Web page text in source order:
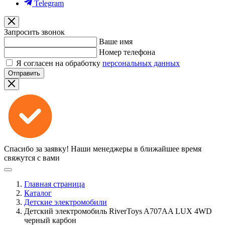
Telegram
Запросить звонок
Ваше имя
Номер телефона
Я согласен на обработку персональных данных
Отправить
Спасибо за заявку! Наши менеджеры в ближайшее время
свяжутся с вами
Главная страница
Каталог
Детские электромобили
Детский электромобиль RiverToys A707AA LUX 4WD
черный карбон